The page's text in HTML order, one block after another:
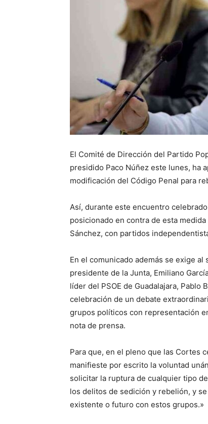
El Comité de Dirección del Partido
presidido Paco Núñez este lunes, ha
modificación del Código Penal para
Así, durante este encuentro
posicionado en contra de esta
Sánchez, con partidos
En el comunicado además se exige
presidente de la Junta, Emiliano
líder del PSOE de Guadalajara,
celebración de un debate
grupos políticos con representación
nota de prensa.
Para que, en el pleno que las Cortes
manifieste por escrito la voluntad
solicitar la ruptura de cualquier tipo
los delitos de sedición y rebelión, y
existente o futuro con estos grupos.»